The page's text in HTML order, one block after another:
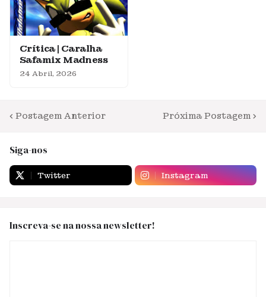
Crítica | Caralha
Safamix Madness
24 Abril, 2026
Postagem Anterior Próxima Postagem
Siga-nos
Twitter Instagram
Inscreva-se na nossa newsletter!